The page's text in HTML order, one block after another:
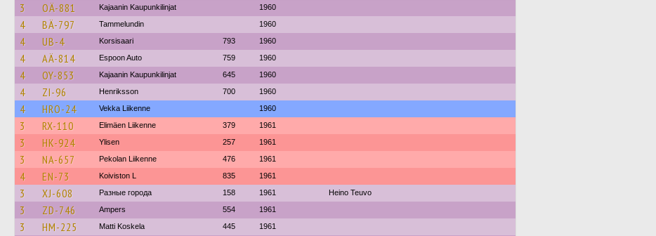
3 OÄ-881 Kajaanin Kaupunkilinjat 1960
4 BÄ-797 Tammelundin 1960
4 UB-4 Korsisaari 793 1960
4 AÄ-814 Espoon Auto 759 1960
4 OY-853 Kajaanin Kaupunkilinjat 645 1960
4 ZI-96 Henriksson 700 1960
4 HRO-24 Vekka Liikenne 1960
3 RX-110 Elimäen Liikenne 379 1961
3 HK-924 Ylisen 257 1961
3 NA-657 Pekolan Liikenne 476 1961
4 EN-73 Koiviston L 835 1961
3 XJ-608 Разные города 158 1961 Heino Teuvo
3 ZD-746 Ampers 554 1961
3 HM-225 Matti Koskela 445 1961